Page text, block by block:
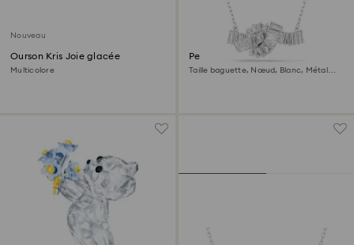
Nouveau
Ourson Kris Joie glacée
Multicolore
Pendentif Matrix
Taille baguette, Nœud, Blanc, Métal